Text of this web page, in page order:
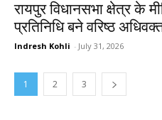
रायपुर विधानसभा क्षेत्र के
प्रतिनिधि बने वरिष्ठ
Indresh Kohli - July 31, 2026
1 2 3